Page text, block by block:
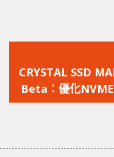
一
篇
文
CRYSTAL SSD
Beta：優化
態硬碟